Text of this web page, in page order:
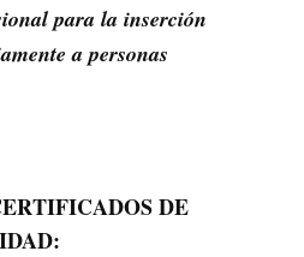
para la inserción
a personas
DE